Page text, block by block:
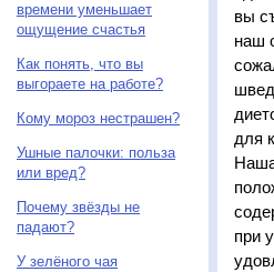
времени уменьшает
ощущение счастья
Как понять, что вы
выгораете на работе?
Кому мороз нестрашен?
Ушные палочки: польза
или вред?
Почему звёзды не
падают?
У зелёного чая
вы
наш
для
при